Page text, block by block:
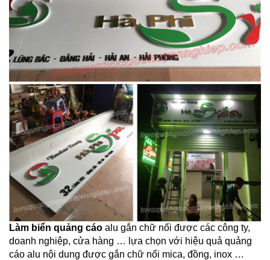
Làm biển quảng cáo alu gắn chữ nổi được các công ty,
doanh nghiệp, cửa hàng … lựa chọn với hiệu quả quảng
cáo alu nội dung được gắn chữ nổi mica, đồng, inox …